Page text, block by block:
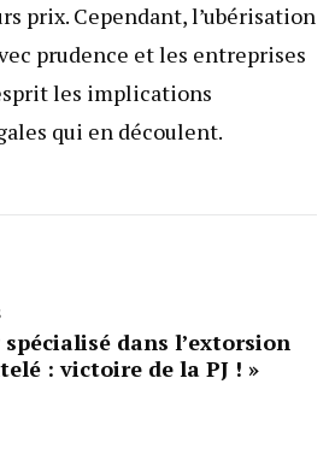
prix. Cependant, l’ubérisation
prudence et les entreprises
les implications
qui en découlent.
spécialisé dans l’extorsion
: victoire de la PJ ! »